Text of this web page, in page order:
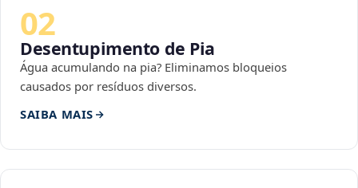
02
Desentupimento de Pia
Água acumulando na pia? Eliminamos bloqueios
causados por resíduos diversos.
SAIBA MAIS